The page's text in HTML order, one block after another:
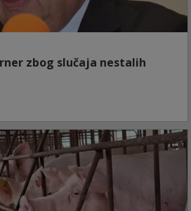
zbog slučaja nestalih